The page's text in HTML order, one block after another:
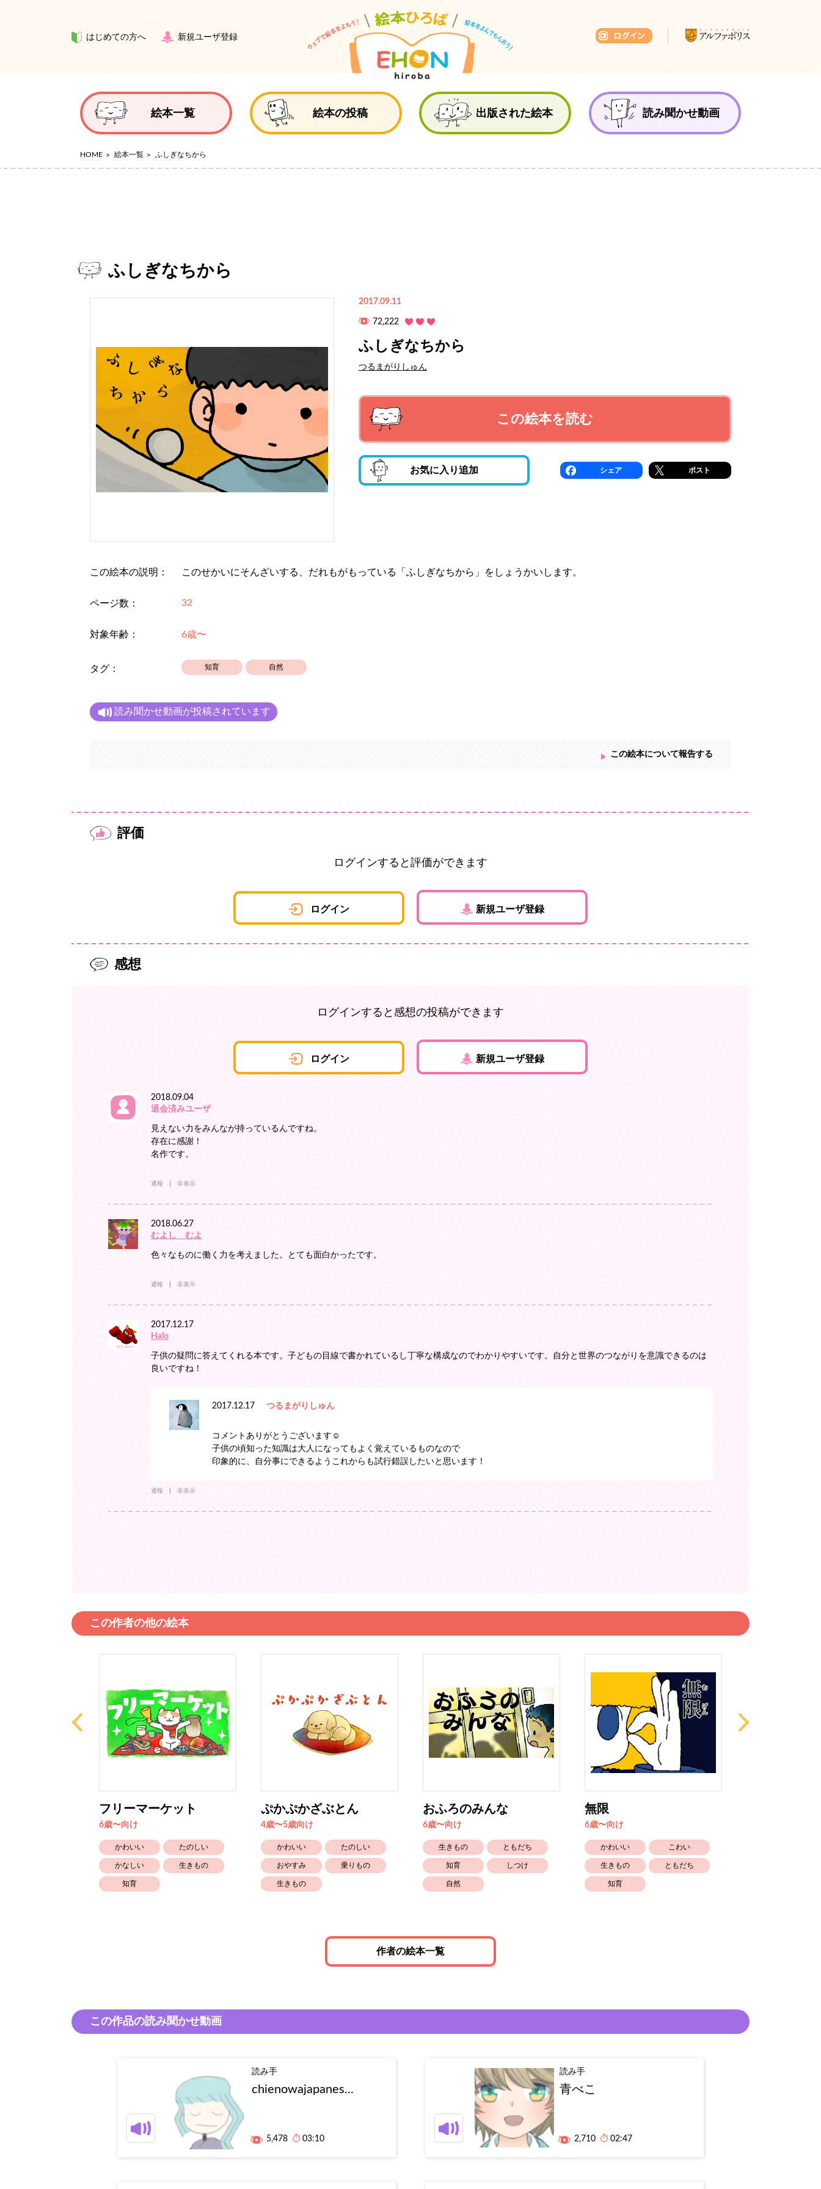
はじめての方へ 新規ユーザ登録
絵本一覧 絵本の投稿 出版された絵本 読み聞かせ動画
HOME 絵本一覧 ふしぎなちから
ふしぎなちから
2017.09.11
72,222
ふしぎなちから
つるまがりしゅん
この絵本を読む
お気に入り追加 シェア ポスト
この絵本の説明： このせかいにそんざいする、だれもがもっている「ふしぎなちから」をしょうかいします。
ページ数： 32
対象年齢： 6歳〜
タグ： 知育 自然
読み聞かせ動画が投稿されています
この絵本について報告する
評価
ログインすると評価ができます
ログイン 新規ユーザ登録
感想
ログインすると感想の投稿ができます
ログイン 新規ユーザ登録
2018.09.04
退会済みユーザ
見えない力をみんなが持っているんですね。
存在に感謝！
名作です。
通報 非表示
2018.06.27
むよし むよ
色々なものに働く力を考えました。とても面白かったです。
通報 非表示
2017.12.17
Halo
子供の疑問に答えてくれる本です。子どもの目線で書かれているし丁寧な構成なのでわかりやすいです。自分と世界のつながりを意識できるのは
良いですね！
2017.12.17 つるまがりしゅん
コメントありがとうございます☺
子供の頃知った知識は大人になってもよく覚えているものなので
印象的に、自分事にできるようこれからも試行錯誤したいと思います！
通報 非表示
この作者の他の絵本
フリーマーケット
6歳〜向け
かわいい たのしい
かなしい 生きもの
知育
ぷかぷかざぶとん
4歳〜5歳向け
かわいい たのしい
おやすみ 乗りもの
生きもの
おふろのみんな
6歳〜向け
生きもの ともだち
知育 しつけ
自然
無限
6歳〜向け
かわいい こわい
生きもの ともだち
知育
作者の絵本一覧
この作品の読み聞かせ動画
読み手
chienowajapanes...
5,478 03:10
読み手
青べこ
2,710 02:47